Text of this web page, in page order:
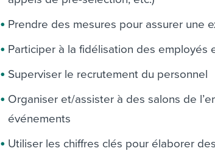
Prendre des mesures pour assurer une
Participer à la fidélisation des employés
Superviser le recrutement du personnel
Organiser et/assister à des salons de
événements
Utiliser les chiffres clés pour élaborer